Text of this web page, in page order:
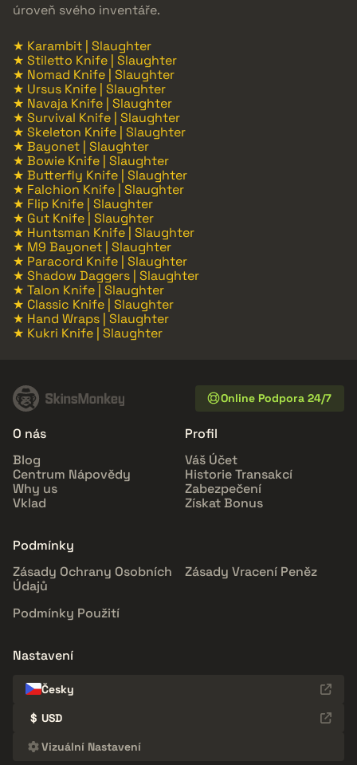
úroveň svého inventáře.
★ Karambit | Slaughter
★ Stiletto Knife | Slaughter
★ Nomad Knife | Slaughter
★ Ursus Knife | Slaughter
★ Navaja Knife | Slaughter
★ Survival Knife | Slaughter
★ Skeleton Knife | Slaughter
★ Bayonet | Slaughter
★ Bowie Knife | Slaughter
★ Butterfly Knife | Slaughter
★ Falchion Knife | Slaughter
★ Flip Knife | Slaughter
★ Gut Knife | Slaughter
★ Huntsman Knife | Slaughter
★ M9 Bayonet | Slaughter
★ Paracord Knife | Slaughter
★ Shadow Daggers | Slaughter
★ Talon Knife | Slaughter
★ Classic Knife | Slaughter
★ Hand Wraps | Slaughter
★ Kukri Knife | Slaughter
Online Podpora 24/7
O nás
Blog
Centrum Nápovědy
Why us
Vklad
Profil
Váš Účet
Historie Transakcí
Zabezpečení
Získat Bonus
Podmínky
Zásady Ochrany Osobních
Údajů
Zásady Vracení Peněz
Podmínky Použití
Nastavení
Česky
$ USD
Vizuální Nastavení